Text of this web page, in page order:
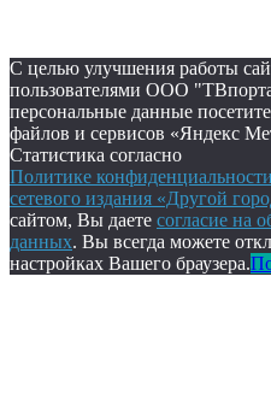
С целью улучшения работы
пользователями ООО
персональные данные
файлов и сервисов «Яндекс
Статистика согласно
Политике
сетевого издания «Другой
сайтом, Вы даете согласие на
данных. Вы всегда можете
настройках Вашего браузера.